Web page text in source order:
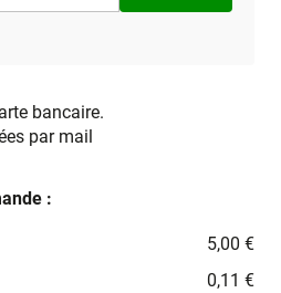
bancaire.
par mail
:
5,00 €
0,11 €